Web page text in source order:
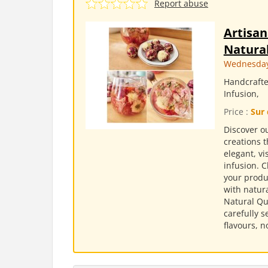
Report abuse
Infusion,
Price : Sur
Discover
creations
elegant,
infusion.
your
with
Natural
carefully
flavours,